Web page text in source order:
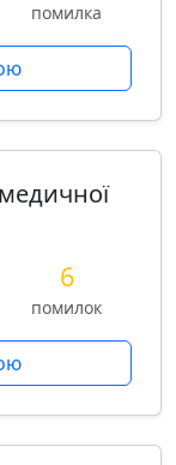
помилка
6
помилок